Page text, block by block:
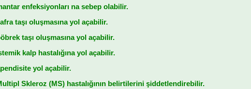
enfeksiyonları na sebep olabilir.
taşı oluşmasına yol açabilir.
taşı oluşmasına yol açabilir.
kalp hastalığına yol açabilir.
yol açabilir.
Skleroz (MS) hastalığının belirtilerini şiddetlendirebilir.